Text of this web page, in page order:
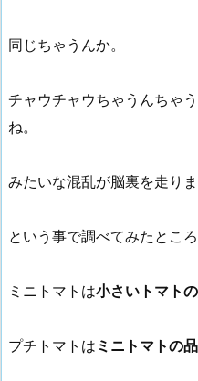
同じちゃうんか。
チャウチャウちゃうんちゃ
ね。
みたいな混乱が脳裏を走りま
という事で調べてみたところ
ミニトマトは小さいトマト
プチトマトは ミニトマトの